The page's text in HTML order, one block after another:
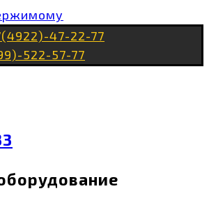
47-22-77
522-57-77